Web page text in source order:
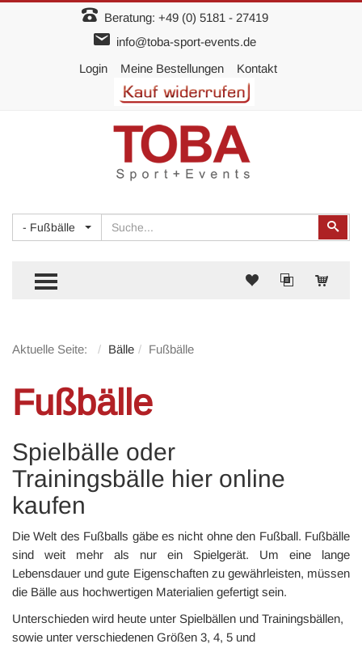
Beratung: +49 (0) 5181 - 27419
info@toba-sport-events.de
Login
Meine Bestellungen Kontakt
- Fußbälle Suchen
TOGGLE MENU
Aktuelle Seite: Bälle Fußbälle
Fußbälle
Spielbälle oder
Trainingsbälle hier online
kaufen
Die Welt des Fußballs gäbe es nicht ohne den Fußball. Fußbälle
sind weit mehr als nur ein Spielgerät. Um eine lange
Lebensdauer und gute Eigenschaften zu gewährleisten, müssen
die Bälle aus hochwertigen Materialien gefertigt sein.
Unterschieden wird heute unter Spielbällen und Trainingsbällen,
sowie unter verschiedenen Größen 3, 4, 5 und